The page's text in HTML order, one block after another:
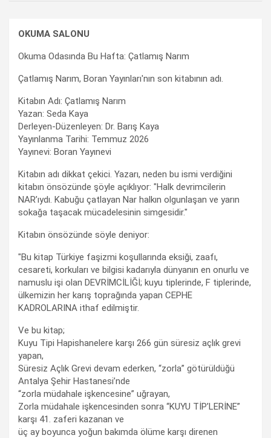
OKUMA SALONU
Okuma Odasında Bu Hafta: Çatlamış Narım
Çatlamış Narım, Boran Yayınları'nın son kitabının adı.
Kitabın Adı: Çatlamış Narım
Yazan: Seda Kaya
Derleyen-Düzenleyen: Dr. Barış Kaya
Yayınlanma Tarihi: Temmuz 2026
Yayınevi: Boran Yayınevi
Kitabın adı dikkat çekici. Yazarı, neden bu ismi verdiğini
kitabın önsözünde şöyle açıklıyor: "Halk devrimcilerin
NAR’ıydı. Kabuğu çatlayan Nar halkın olgunlaşan ve yarın
sokağa taşacak mücadelesinin simgesidir."
Kitabın önsözünde söyle deniyor:
"Bu kitap Türkiye faşizmi koşullarında eksiği, zaafı,
cesareti, korkuları ve bilgisi kadarıyla dünyanın en onurlu ve
namuslu işi olan DEVRİMCİLİĞİ; kuyu tiplerinde, F tiplerinde,
ülkemizin her karış toprağında yapan CEPHE
KADROLARINA ithaf edilmiştir.
Ve bu kitap;
Kuyu Tipi Hapishanelere karşı 266 gün süresiz açlık grevi
yapan,
Süresiz Açlık Grevi devam ederken, “zorla” götürüldüğü
Antalya Şehir Hastanesi’nde
“zorla müdahale işkencesine” uğrayan,
Zorla müdahale işkencesinden sonra “KUYU TİP’LERİNE”
karşı 41. zaferi kazanan ve
üç ay boyunca yoğun bakımda ölüme karşı direnen